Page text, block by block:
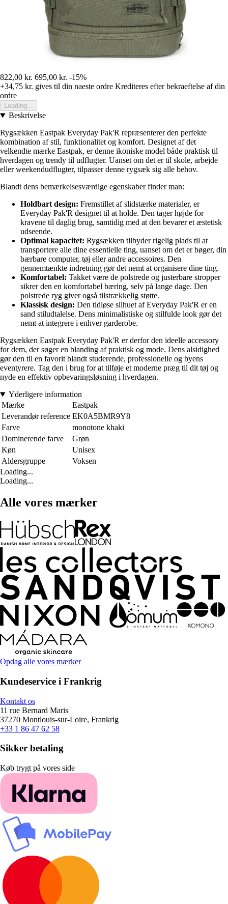
822,00 kr. 695,00 kr. -15%
+34,75 kr. gives til din naeste ordre Krediteres efter bekraeftelse af din
ordre
Loading...
Beskrivelse
Rygsækken Eastpak Everyday Pak'R repræsenterer den perfekte
kombination af stil, funktionalitet og komfort. Designet af det
velkendte mærke Eastpak, er denne ikoniske model både praktisk til
hverdagen og trendy til udflugter. Uanset om det er til skole, arbejde
eller weekendudflugter, tilpasser denne rygsæk sig alle behov.
Blandt dens bemærkelsesværdige egenskaber finder man:
Holdbart design: Fremstillet af slidstærke materialer, er
Everyday Pak'R designet til at holde. Den tager højde for
kravene til daglig brug, samtidig med at den bevarer et æstetisk
udseende.
Optimal kapacitet: Rygsækken tilbyder rigelig plads til at
transportere alle dine essentielle ting, uanset om det er bøger, din
bærbare computer, tøj eller andre accessoires. Den
gennemtænkte indretning gør det nemt at organisere dine ting.
Komfortabel: Takket være de polstrede og justerbare stropper
sikrer den en komfortabel bæring, selv på lange dage. Den
polstrede ryg giver også tilstrækkelig støtte.
Klassisk design: Den tidløse silhuet af Everyday Pak'R er en
sand stiludtalelse. Dens minimalistiske og stilfulde look gør det
nemt at integrere i enhver garderobe.
Rygsækken Eastpak Everyday Pak'R er derfor den ideelle accessory
for dem, der søger en blanding af praktisk og mode. Dens alsidighed
gør den til en favorit blandt studerende, professionelle og byens
eventyrere. Tag den i brug for at tilføje et moderne præg til dit tøj og
nyde en effektiv opbevaringsløsning i hverdagen.
Yderligere information
Mærke
Eastpak
Leverandør reference EK0A5BMR9Y8
Farve
monotone khaki
Dominerende farve
Grøn
Køn
Unisex
Aldersgruppe
Voksen
Loading...
Loading...
Alle vores mærker
Opdag alle vores mærker
Kundeservice i Frankrig
Kontakt os
11 rue Bernard Maris
37270 Montlouis-sur-Loire, Frankrig
+33 1 86 47 62 58
Sikker betaling
Køb trygt på vores side